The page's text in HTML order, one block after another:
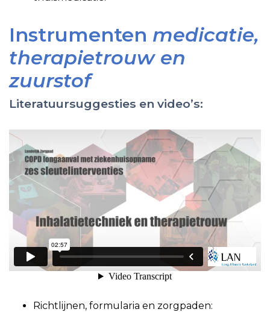
Instrumenten medicatie,
therapietrouw en
zuurstof
Literatuursuggesties en video’s:
Richtlijnen, formularia en zorgpaden: